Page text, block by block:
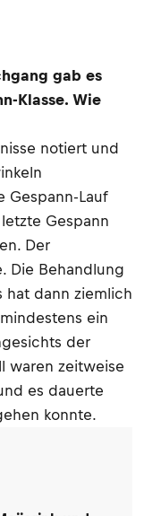
gab es
Klasse. Wie
notiert und
Gespann-Lauf
Gespann
Der
Die Behandlung
hat dann ziemlich
ein
der
waren zeitweise
es dauerte
konnte.